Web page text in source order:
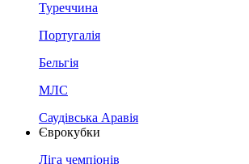
Туреччина
Португалія
Бельгія
МЛС
Саудівська Аравія
Єврокубки
Ліга чемпіонів